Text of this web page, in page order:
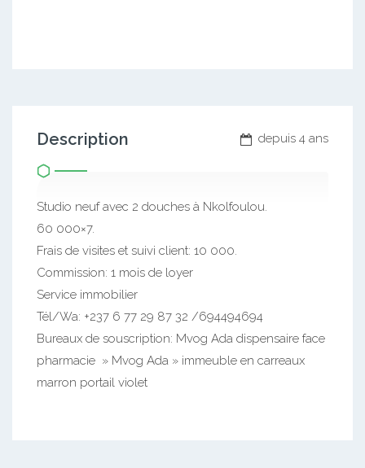
depuis 4 ans
Description
Studio neuf avec 2 douches à Nkolfoulou.
60 000×7.
Frais de visites et suivi client: 10 000.
Commission: 1 mois de loyer
Service immobilier
Tél/Wa: +237 6 77 29 87 32 /694494694
Bureaux de souscription: Mvog Ada dispensaire face
pharmacie » Mvog Ada » immeuble en carreaux
marron portail violet